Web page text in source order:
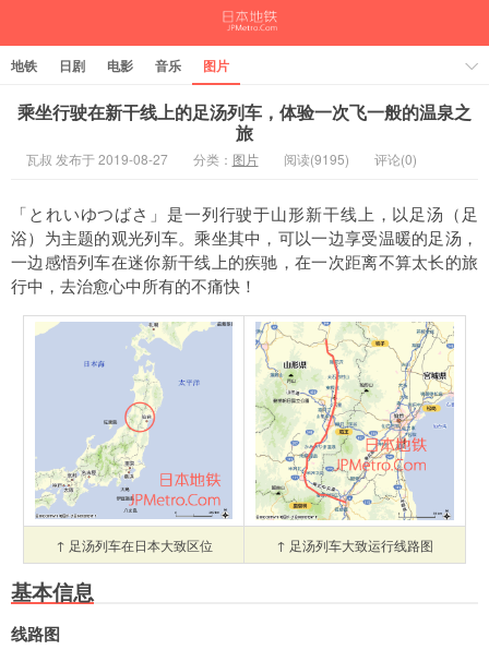
地铁 日剧 电影 音乐 图片
乘坐行驶在新干线上的足汤列车，体验一次飞一般的温泉之
旅
瓦叔 发布于 2019-08-27 分类： 图片 阅读(9195) 评论(0)
「とれいゆつばさ」是一列行驶于山形新干线上，以足汤（足
浴）为主题的观光列车。乘坐其中，可以一边享受温暖的足汤，
一边感悟列车在迷你新干线上的疾驰，在一次距离不算太长的旅
行中，去治愈心中所有的不痛快！
↑ 足汤列车在日本大致区位 ↑ 足汤列车大致运行线路图
基本信息
线路图